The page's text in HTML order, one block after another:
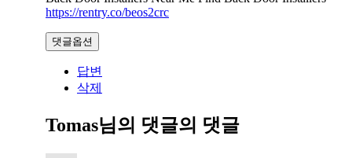
https://rentry.co/beos2crc
댓글옵션
답변
삭제
Tomas님의 댓글의 댓글